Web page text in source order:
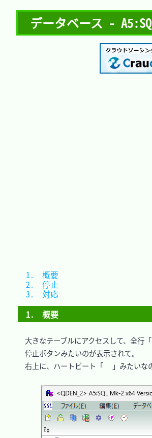
データベース -
1.　概要
大きなテーブルにアクセスして、全行「
停止ボタンみたいのが表示されて。
右上に、ハートビート「
」みたいな